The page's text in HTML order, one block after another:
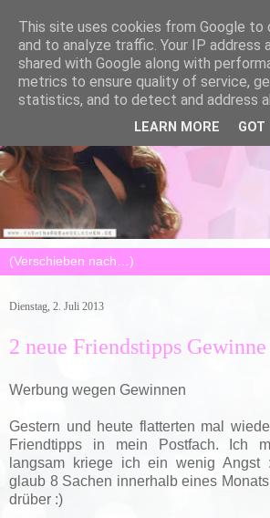
Dienstag, 2. Juli 2013
2 neue Friendstipps Gewinne
Werbung wegen Gewinnen
Gestern und heute flatterten mal
Friendtipps in mein Postfach. Ich
langsam kriege ich ein wenig Angst
glaub 8 Sachen innerhalb eines
drüber :)
This site uses cookies from Google to
and to analyze traffic. Your IP address
shared with Google along with
metrics to ensure quality of service,
statistics, and to detect and address
LEARN MORE GOT